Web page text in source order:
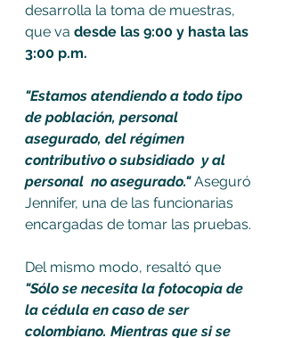
desarrolla la toma de muestras,
que va desde las 9:00 y hasta las
3:00 p.m.
"Estamos atendiendo a todo tipo
de población, personal
asegurado, del régímen
contributivo o subsidiado  y al
personal  no asegurado." Aseguró
Jennifer, una de las funcionarias
encargadas de tomar las pruebas.
Del mismo modo, resaltó que
"Sólo se necesita la fotocopia de
la cédula en caso de ser
colombiano. Mientras que si se